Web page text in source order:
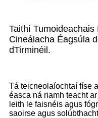
Taithí
Cineálacha Éagsúla
dTirminéil.
Tá teicneolaíochtaí físe
éasca ná riamh teacht
leith le faisnéis agus
saoirse agus